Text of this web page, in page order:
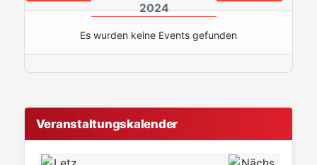
2024
Es wurden keine Events gefunden
Veranstaltungskalender